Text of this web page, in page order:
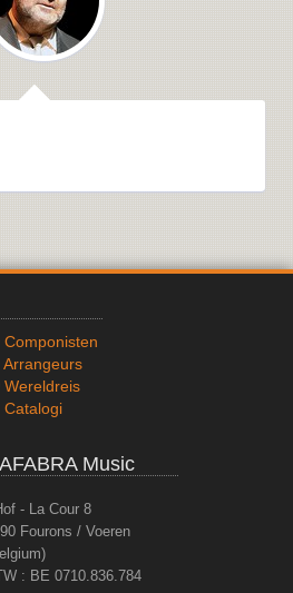
Componisten
Arrangeurs
Wereldreis
Catalogi
Music
- La Cour 8
Fourons / Voeren
: BE 0710.836.784